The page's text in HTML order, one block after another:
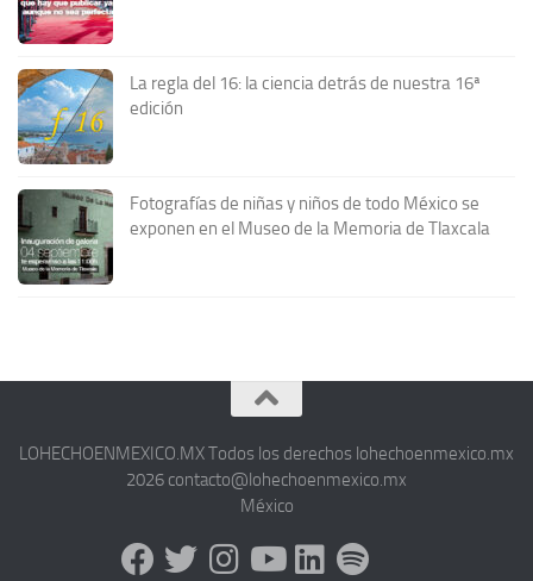
La regla del 16: la ciencia detrás de nuestra 16ª
edición
Fotografías de niñas y niños de todo México se
exponen en el Museo de la Memoria de Tlaxcala
LOHECHOENMEXICO.MX Todos los derechos lohechoenmexico.mx
2026 contacto@lohechoenmexico.mx
México